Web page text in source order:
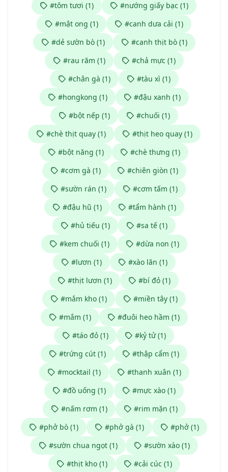
#tôm tươi (1)
#nướng giấy bạc (1)
#mật ong (1)
#canh dưa cải (1)
#dẻ sườn bò (1)
#canh thịt bò (1)
#rau răm (1)
#chả mực (1)
#chân gà (1)
#tàu xì (1)
#hongkong (1)
#đậu xanh (1)
#bột nếp (1)
#chuối (1)
#chè thịt quay (1)
#thịt heo quay (1)
#bột năng (1)
#chè thưng (1)
#cơm gà (1)
#chiên giòn (1)
#sườn rán (1)
#cơm tấm (1)
#đậu hũ (1)
#tẩm hành (1)
#hủ tiếu (1)
#sa tế (1)
#kem chuối (1)
#dừa non (1)
#lươn (1)
#xào lăn (1)
#thịt lươn (1)
#bí đỏ (1)
#mắm kho (1)
#miền tây (1)
#mắm (1)
#đuôi heo hầm (1)
#táo đỏ (1)
#kỷ tử (1)
#trứng cút (1)
#thập cẩm (1)
#mocktail (1)
#thanh xuân (1)
#đồ uống (1)
#mực xào (1)
#nấm rơm (1)
#rim mặn (1)
#phở bò (1)
#phở gà (1)
#phở (1)
#sườn chua ngọt (1)
#sườn xào (1)
#thịt kho (1)
#cải cúc (1)